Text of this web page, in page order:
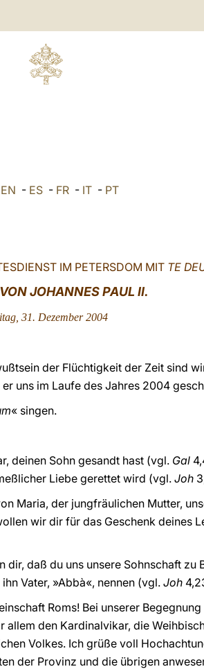
EN - ES - FR - IT - PT
IM PETERSDOM MIT TE
JOHANNES PAUL II.
31. Dezember 2004
der Flüchtigkeit der Zeit sind
uns im Laufe des Jahres 2004
« singen.
deinen Sohn gesandt hast (vgl. Gal
Liebe gerettet wird (vgl. Joh
Maria, der jungfräulichen Mutter,
wir dir für das Geschenk deines
dir, daß du uns unsere Sohnschaft zu
Vater, »Abbà«, nennen (vgl. Joh
Roms! Bei unserer
den Kardinalvikar, die
Volkes. Ich grüße voll
der Provinz und die übrigen